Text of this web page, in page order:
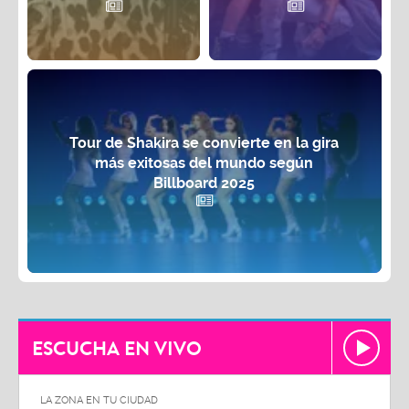
Tour de Shakira se convierte en la gira
más exitosas del mundo según
Billboard 2025
ESCUCHA EN VIVO
LA ZONA EN TU CIUDAD